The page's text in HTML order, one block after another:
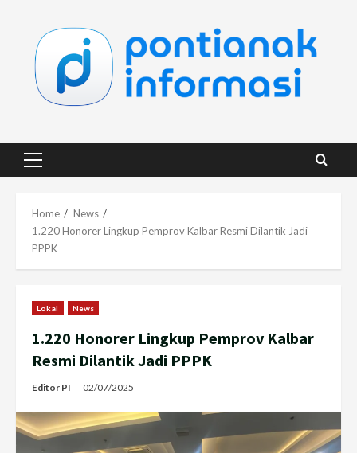
content
Primary
Home
News
1.220 Honorer Lingkup Pemprov Kalbar Resmi Dilantik Jadi
PPPK
Lokal News
1.220 Honorer Lingkup Pemprov Kalbar
Resmi Dilantik Jadi PPPK
Editor PI 02/07/2025